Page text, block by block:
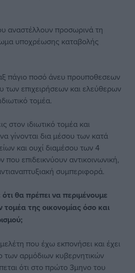
αναστέλλουν προσωρινά τη
υποχρέωσης καταβολής
πάγιο ποσό άνευ προυποθεσεων
των επιχειρήσεων και ελεύθερων
τομέα.
στον ιδιωτικό τομέα και
γίνονται δια μέσου των κατά
και ουχί διαμέσου των 4
επιδεικνύουν αντικοινωνική,
συμπεριφορά.
θα πρέπει να περιμένουμε
της οικονομίας όσο και
που έχω εκπονήσει και έχει
των αρμόδιων κυβερνητικών
ότι στο πρώτο 3μηνο του